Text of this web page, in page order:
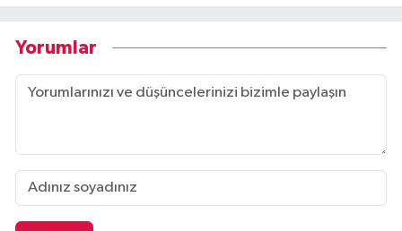
Yorumlar